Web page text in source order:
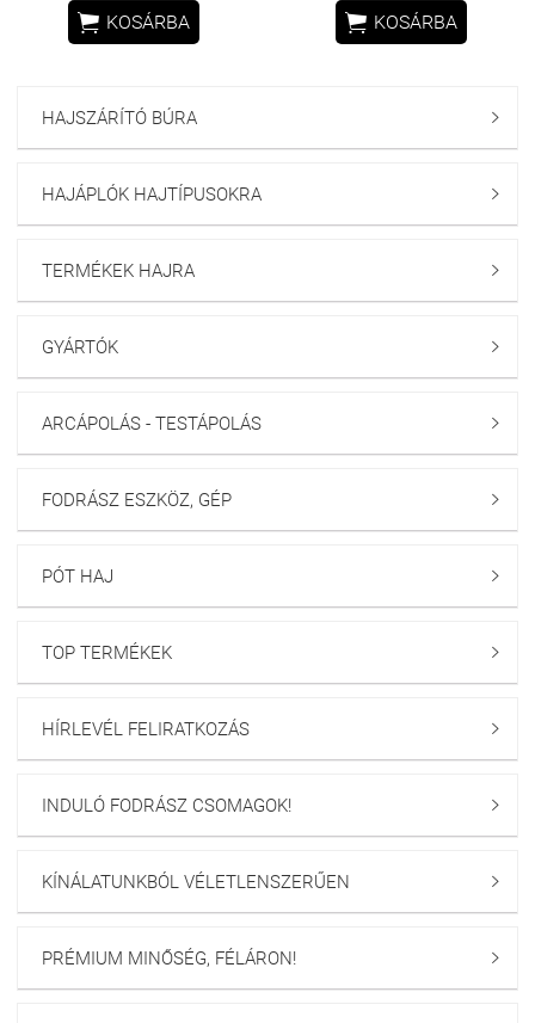
 KOSÁRBA  KOSÁRBA
HAJSZÁRÍTÓ BÚRA 
HAJÁPLÓK HAJTÍPUSOKRA 
TERMÉKEK HAJRA 
GYÁRTÓK 
ARCÁPOLÁS - TESTÁPOLÁS 
FODRÁSZ ESZKÖZ, GÉP 
PÓT HAJ 
TOP TERMÉKEK 
HÍRLEVÉL FELIRATKOZÁS 
INDULÓ FODRÁSZ CSOMAGOK! 
KÍNÁLATUNKBÓL VÉLETLENSZERŰEN 
PRÉMIUM MINŐSÉG, FÉLÁRON! 